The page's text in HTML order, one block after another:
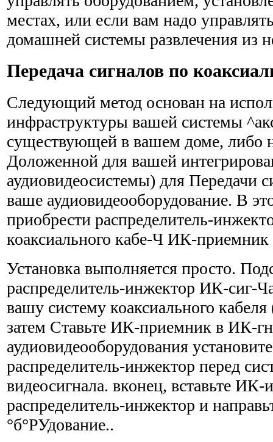
местах, или если вам надо
домашней системы развлечения из
Передача сигналов по
Следующий метод основан на
инфраструктуры вашей системы
существующей в вашем доме, либо
Доложенной для вашей
аудиовидеосистемы) для Передачи
ваше аудиовидеооборудование. В
приобрести распределитель-
коаксиального кабе-Ч ИК-
Установка выполняется просто.
распределитель-инжектор ИК-сиг-
вашу систему коаксиального
затем Ставьте ИК-приемник в ИК-
аудиовидеооборудования
распределитель-инжектор перед
видеосигнала. вконец, вставьте ИК-
распределитель-инжектор и
°б°РУдование..